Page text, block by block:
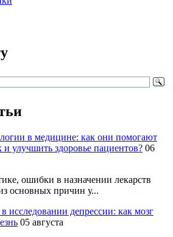
в медицине: как они помогают
улучшить здоровье пациентов? 06
ошибки в назначении лекарств
основных причин у...
исследовании депрессии: как мозг
05 августа